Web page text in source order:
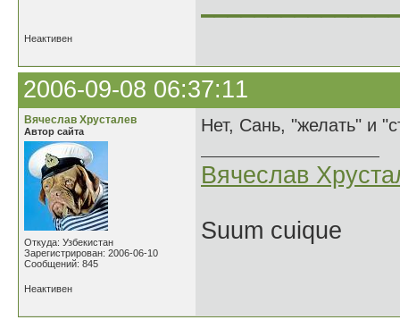
Неактивен
2006-09-08 06:37:11
Вячеслав Хрусталев
Автор сайта
Откуда: Узбекистан
Зарегистрирован: 2006-06-10
Сообщений: 845
Нет, Сань, "желать" и
Вячеслав
Suum cuique
Неактивен